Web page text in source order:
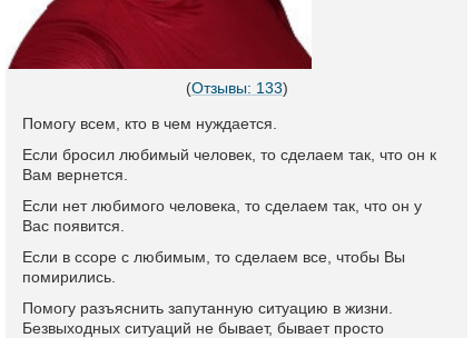
(Отзывы: 133)
Помогу всем, кто в чем нуждается.
Если бросил любимый человек, то сделаем так, что он к
Вам вернется.
Если нет любимого человека, то сделаем так, что он у
Вас появится.
Если в ссоре с любимым, то сделаем все, чтобы Вы
помирились.
Помогу разъяснить запутанную ситуацию в жизни.
Безвыходных ситуаций не бывает, бывает просто